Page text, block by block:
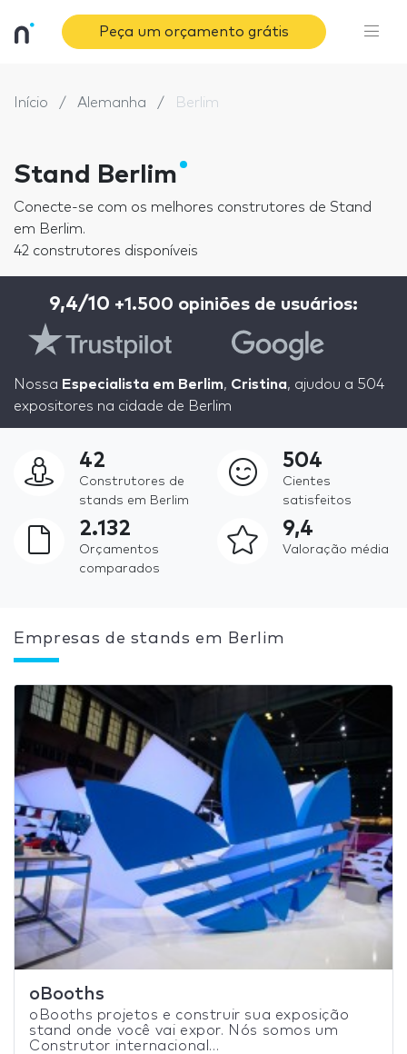
Peça um orçamento grátis
Início Alemanha Berlim
Stand Berlim
Conecte-se com os melhores construtores de Stand
em Berlim.
42 construtores disponíveis
9,4/10 +1.500 opiniões de usuários:
Nossa Especialista em Berlim, Cristina, ajudou a 504
expositores na cidade de Berlim
42
Construtores de
stands em Berlim
504
Cientes
satisfeitos
2.132
Orçamentos
comparados
9,4
Valoração média
Empresas de stands em Berlim
oBooths
oBooths projetos e construir sua exposição
stand onde você vai expor. Nós somos um
Construtor internacional...